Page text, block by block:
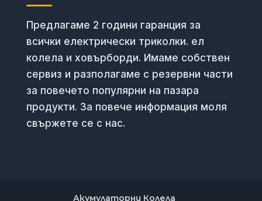
Предлагаме 2 години гаранция за
всички електрически триколки. ел
колела и ховърборди. Имаме собствен
сервиз и разполагаме с резервни части
за повечето популярни на пазара
продукти. За повече информация моля
свържете се с нас.
Акумулаторни Колела